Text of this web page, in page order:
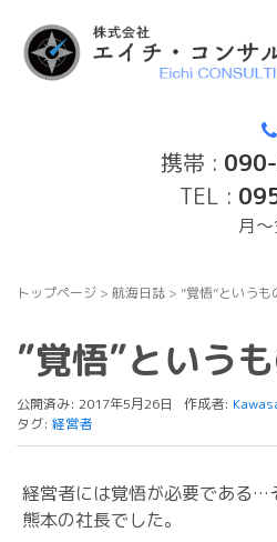
携帯 :
TEL :
月
トップページ > 航海日誌 > ”覚悟”というも
”覚悟”という
公開済み: 2017年5月26日 作成者:
タグ: 経営者
経営者には覚悟が必要である…
熊本の社長でした。